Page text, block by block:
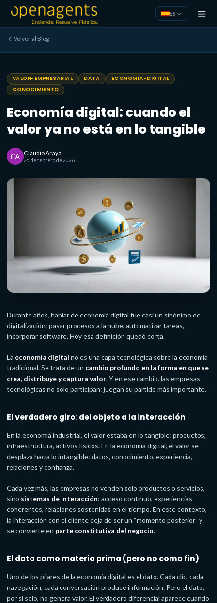
Saltar al contenido principal
ES
Volver al Blog
VALOR-EMPRESARIAL DATA
ECONOMÍA-DIGITAL
CONOCIMIENTO
Economía digital: cuando el
valor ya no está en lo tangible
Claudio Araya
25 de febrero de 2026
Durante años, hablar de economía digital fue casi un sinónimo de
digitalización: pasar procesos a la nube, automatizar tareas,
incorporar software. Hoy esa definición quedó corta.
La economía digital no es una capa tecnológica sobre la economía
tradicional. Se trata de un cambio profundo en la forma en que se
crea, distribuye y captura valor. Y en ese cambio, las empresas
tecnológicas no solo participan: juegan su partido más importante.
El verdadero giro: del objeto a la interacción
En la economía industrial, el valor estaba en lo tangible: productos,
infraestructura, activos físicos. En la economía digital, el valor se
desplaza hacia lo intangible: datos, conocimiento, experiencia,
relaciones y confianza.
Cada vez más, las empresas no venden solo productos o servicios,
sino sistemas de interacción: acceso continuo, experiencias
coherentes, relaciones sostenidas en el tiempo. En este contexto,
la interacción con el cliente deja de ser un “momento posterior” y
se convierte en parte constitutiva del negocio.
El dato como materia prima (pero no como fin)
Uno de los pilares de la economía digital es el dato. Cada clic, cada
navegación, cada conversación produce información. Pero el dato,
por sí solo, no genera valor. El verdadero diferencial aparece cuando